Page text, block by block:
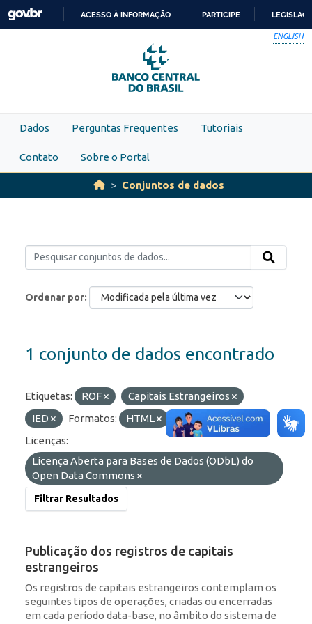
Skip to main content
PARA
O
CONTEÚDO
ACESSO À INFORMAÇÃO PARTICIPE
ENGLISH
Dados Perguntas Frequentes Tutoriais
Contato Sobre o Portal
Conjuntos de dados
Ordenar por
1 conjunto de dados encontrado
Etiquetas: ROF
Capitais Estrangeiros
IED
Formatos: HTML API
JSON
Licenças:
Licença Aberta para Bases de Dados (ODbL) do
Open Data Commons
Filtrar Resultados
Publicação dos registros de capitais
estrangeiros
Os registros de capitais estrangeiros contemplam os
seguintes tipos de operações, criadas ou encerradas
em cada período data-base, no âmbito do sistema de